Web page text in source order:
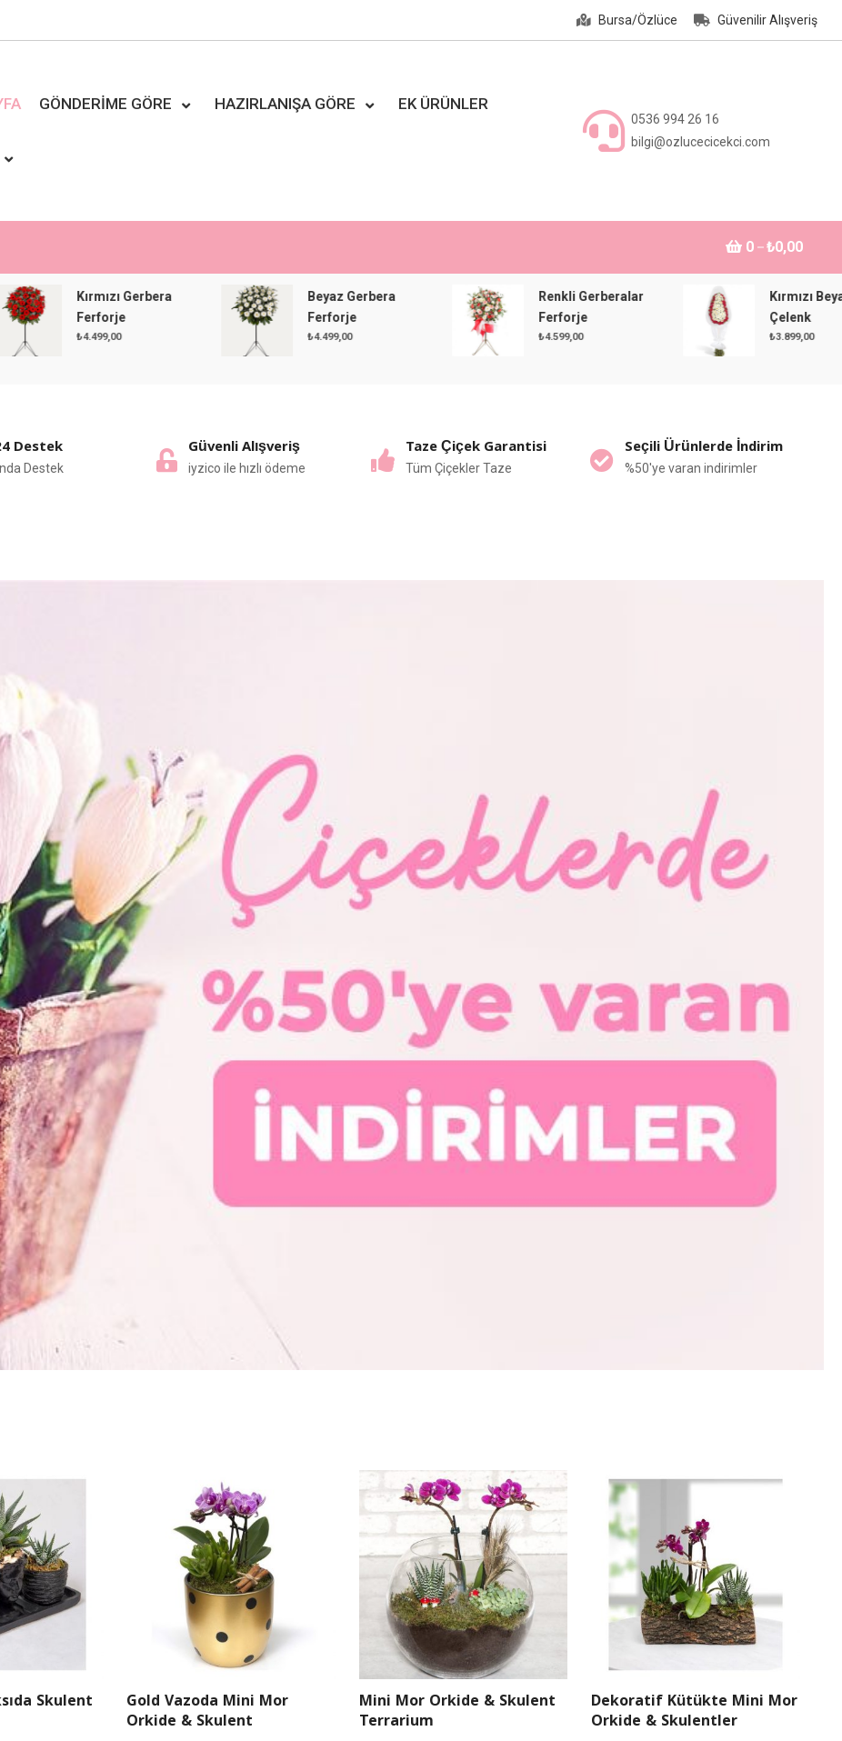
Bursa/Özlüce Güvenilir Alışveriş
GÖNDERIME GÖRE HAZIRLANIŞA GÖRE EK ÜRÜNLER
0536 994 26 16
bilgi@ozlucecicekci.com
0 ₺0,00
Kırmızı Gerbera
Ferforje
4.499,00
Beyaz Gerbera
Ferforje
4.499,00
Renkli Gerberalar
Ferforje
4.599,00
Kırmızı Beyaz
Çelenk
3.899,00
Destek
Destek
Güvenli Alışveriş
iyzico ile hızlı ödeme
Taze Çiçek Garantisi
Tüm Çiçekler Taze
Seçili Ürünlerde İndirim
%50'ye varan indirimler
Skulent
Gold Vazoda Mini Mor
Orkide & Skulent
Mini Mor Orkide & Skulent
Terrarium
Dekoratif Kütükte Mini Mor
Orkide & Skulentler